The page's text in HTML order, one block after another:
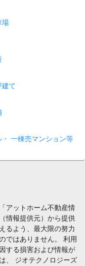
場
建て
・ 一棟売マンション等
アットホーム不動産情
情報提供元）から提供
るよう、最大限の努力
ではありません。 利用
する損害および情報が
、 ジオテクノロジーズ